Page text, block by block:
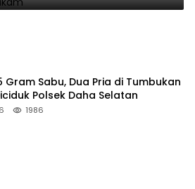
Gram Sabu, Dua Pria di Tumbukan
Polsek Daha Selatan
1986